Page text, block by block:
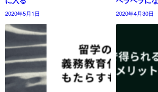
2020年5月1日 2020年4月30日